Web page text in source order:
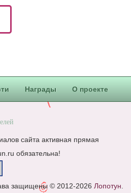
Награды О проекте
сайта активная прямая
обязательна!
защищены © 2012-2026 Лопотун